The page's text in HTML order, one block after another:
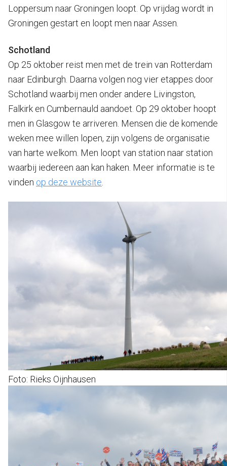
Loppersum naar Groningen loopt. Op vrijdag wordt in
Groningen gestart en loopt men naar Assen.
Schotland
Op 25 oktober reist men met de trein van Rotterdam
naar Edinburgh. Daarna volgen nog vier etappes door
Schotland waarbij men onder andere Livingston,
Falkirk en Cumbernauld aandoet. Op 29 oktober hoopt
men in Glasgow te arriveren. Mensen die de komende
weken mee willen lopen, zijn volgens de organisatie
van harte welkom. Men loopt van station naar station
waarbij iedereen aan kan haken. Meer informatie is te
vinden op deze website.
Foto: Rieks Oijnhausen